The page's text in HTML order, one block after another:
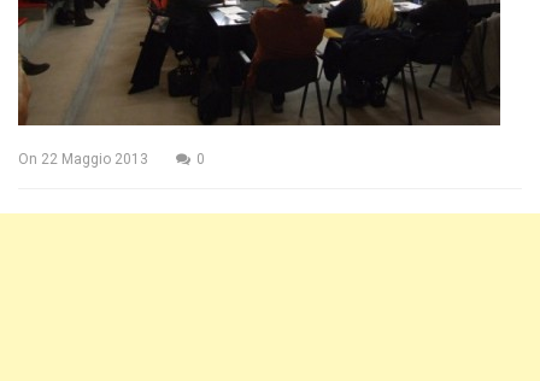
On 22 Maggio 2013 0